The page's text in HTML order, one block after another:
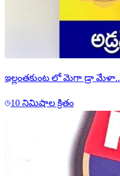
ఇల్లంతకుంట లో మెగా డ్రా మేళా..
10 నిమిషాల క్రితం